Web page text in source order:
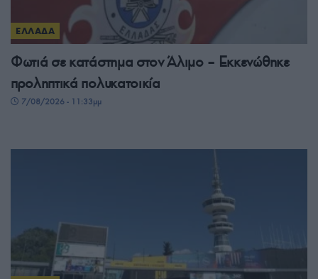
ΕΛΛΑΔΑ
Φωτιά σε κατάστημα στον Άλιμο – Εκκενώθηκε
προληπτικά πολυκατοικία
7/08/2026 - 11:33μμ